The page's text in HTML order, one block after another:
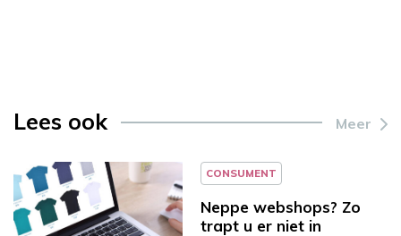
Lees ook Meer
CONSUMENT
Neppe webshops? Zo
trapt u er niet in